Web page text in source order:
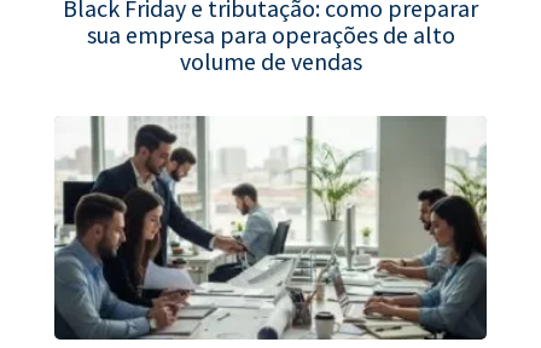
Black Friday e tributação: como preparar
sua empresa para operações de alto
volume de vendas